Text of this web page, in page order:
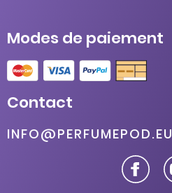
Modes de paiement
Contact
INFO@PERFUMEPOD.EU